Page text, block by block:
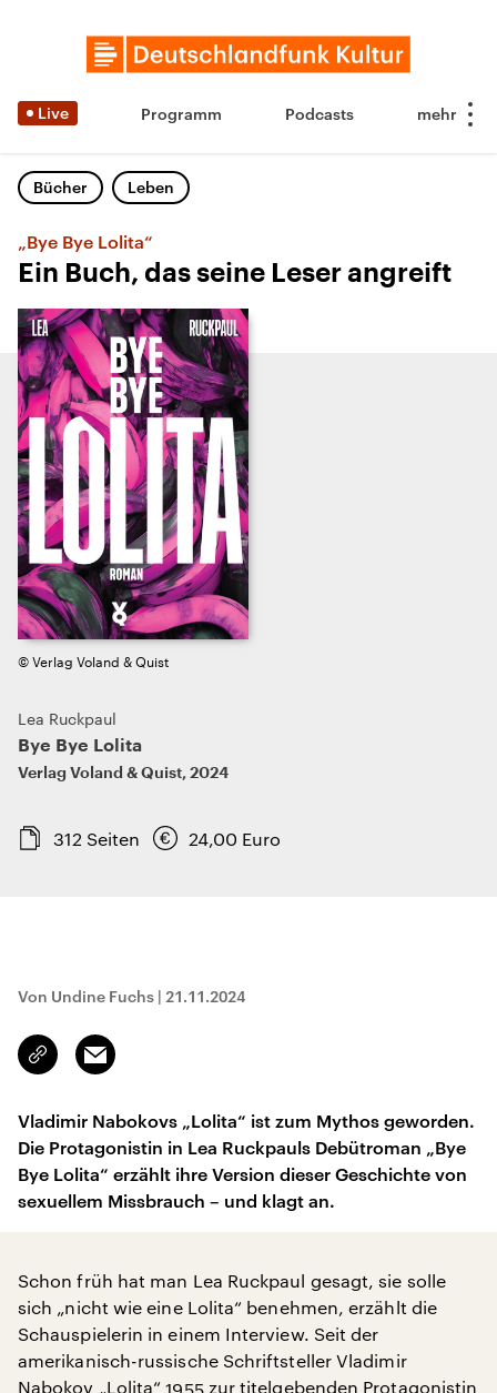
Live Programm Podcasts
Bücher Leben
„Bye Bye Lolita“
Ein Buch, das seine Leser angreift
© Verlag Voland & Quist
Lea Ruckpaul
Bye Bye Lolita
Verlag Voland & Quist 2024
312 Seiten 24,00 Euro
Von Undine Fuchs | 21.11.2024
Link
kopieren/teilen
Email
Vladimir Nabokovs „Lolita“ ist zum Mythos geworden.
Die Protagonistin in Lea Ruckpauls Debütroman „Bye
Bye Lolita“ erzählt ihre Version dieser Geschichte von
sexuellem Missbrauch – und klagt an.
Schon früh hat man Lea Ruckpaul gesagt, sie solle
sich „nicht wie eine Lolita“ benehmen, erzählt die
Schauspielerin in einem Interview. Seit der
amerikanisch-russische Schriftsteller Vladimir
Nabokov „Lolita“ 1955 zur titelgebenden Protagonistin